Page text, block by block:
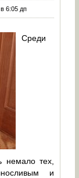
6:05 дп
Среди
немало тех,
и